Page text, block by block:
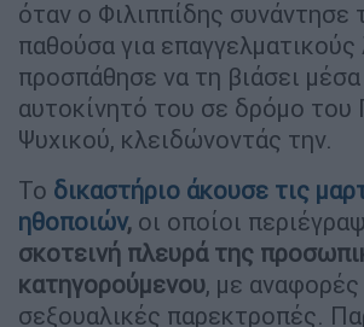
όταν ο Φιλιππίδης συνάντησε
παθούσα για επαγγελματικούς
προσπάθησε να τη βιάσει
αυτοκίνητό του σε δρόμο του
Ψυχικού, κλειδώνοντάς την.
Το δικαστήριο άκουσε τις
ηθοποιών, οι οποίοι
σκοτεινή πλευρά της
κατηγορούμενου, με αναφορές
σεξουαλικές παρεκτροπές.